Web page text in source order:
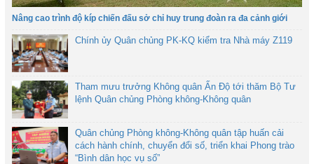
Nâng cao trình độ kíp chiến đấu sở chỉ huy trung đoàn ra đa cảnh giới
Chính ủy Quân chủng PK-KQ kiểm tra Nhà máy Z119
Tham mưu trưởng Không quân Ấn Độ tới thăm Bộ Tư
lệnh Quân chủng Phòng không-Không quân
Quân chủng Phòng không-Không quân tập huấn cải
cách hành chính, chuyển đổi số, triển khai Phong trào
“Bình dân học vụ số”